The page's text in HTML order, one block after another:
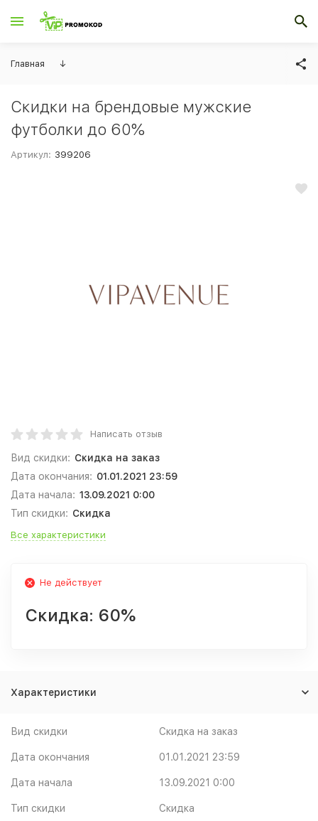
Главная ↓
Скидки на брендовые мужские
футболки до 60%
Артикул: 399206
Написать отзыв
Вид скидки: Скидка на заказ
Дата окончания: 01.01.2021 23:59
Дата начала: 13.09.2021 0:00
Тип скидки: Скидка
Все характеристики
Не действует
Скидка: 60%
Характеристики
Вид скидки Скидка на заказ
Дата окончания 01.01.2021 23:59
Дата начала 13.09.2021 0:00
Тип скидки Скидка